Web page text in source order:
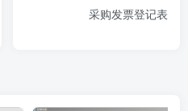
采购发票登记表